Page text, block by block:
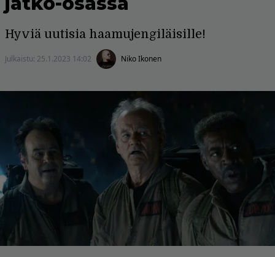
Hyviä uutisia haamujengiläisille!
Julkaistu: 25.1.2023 14:02 Niko Ikonen